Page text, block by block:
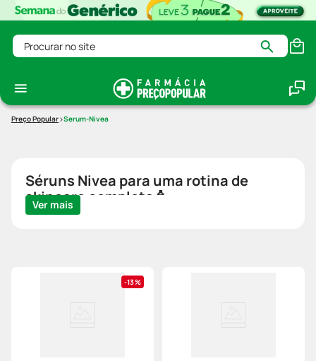
Procurar no site
Serum-Nivea
Séruns Nivea para uma rotina de
skincare completa🧴
Ver mais
13%